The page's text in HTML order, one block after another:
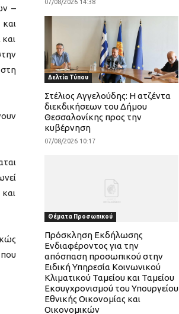
–
07/08/2026 14:38
Δελτία Τύπου
Στέλιος Αγγελούδης: Η ατζέντα
διεκδικήσεων του Δήμου
Θεσσαλονίκης προς την
κυβέρνηση
07/08/2026 10:17
Θέματα Προσωπικού
Πρόσκληση Εκδήλωσης
Ενδιαφέροντος για την
απόσπαση προσωπικού στην
Ειδική Υπηρεσία Κοινωνικού
Κλιματικού Ταμείου και Ταμείου
Εκσυγχρονισμού του Υπουργείου
Εθνικής Οικονομίας και
Οικονομικών